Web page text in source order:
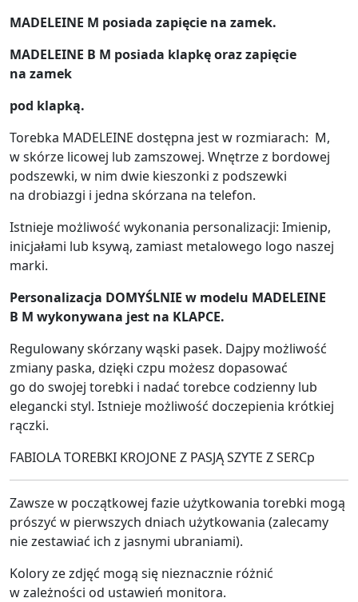
MADELEINE M posiada zapięcie na zamek.
MADELEINE B M posiada klapkę oraz zapięcie
na zamek
pod klapką.
Torebka MADELEINE dostępna jest w rozmiarach: M,
w skórze licowej lub zamszowej. Wnętrze z bordowej
podszewki, w nim dwie kieszonki z podszewki
na drobiazgi i jedna skórzana na telefon.
Istnieje możliwość wykonania personalizacji: Imienip,
inicjałami lub ksywą, zamiast metalowego logo naszej
marki.
Personalizacja DOMYŚLNIE w modelu MADELEINE
B M wykonywana jest na KLAPCE.
Regulowany skórzany wąski pasek. Dajpy możliwość
zmiany paska, dzięki czpu możesz dopasować
go do swojej torebki i nadać torebce codzienny lub
elegancki styl. Istnieje możliwość doczepienia krótkiej
rączki.
FABIOLA TOREBKI KROJONE Z PASJĄ SZYTE Z SERCp
Zawsze w początkowej fazie użytkowania torebki mogą
prószyć w pierwszych dniach użytkowania (zalecamy
nie zestawiać ich z jasnymi ubraniami).
Kolory ze zdjęć mogą się nieznacznie różnić
w zależności od ustawień monitora.